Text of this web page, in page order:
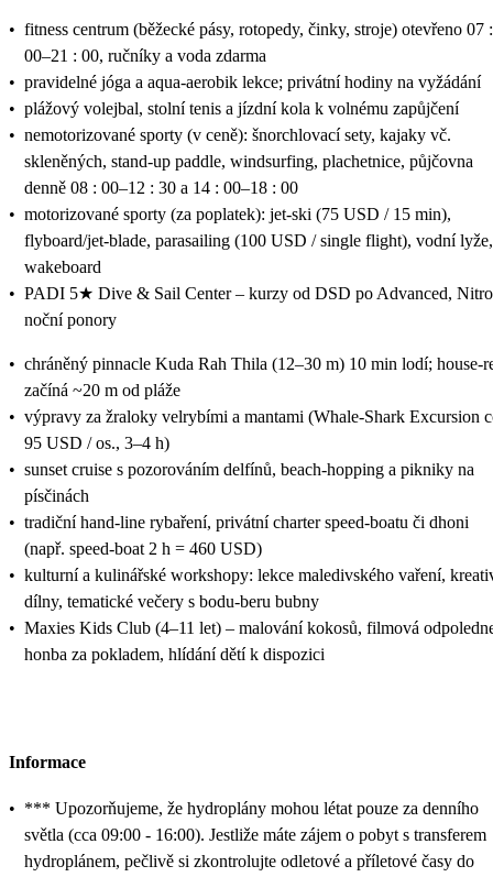
• fitness centrum (běžecké pásy, rotopedy, činky, stroje) otevřeno 07 :
00–21 : 00, ručníky a voda zdarma
• pravidelné jóga a aqua-aerobik lekce; privátní hodiny na vyžádání
• plážový volejbal, stolní tenis a jízdní kola k volnému zapůjčení
• nemotorizované sporty (v ceně): šnorchlovací sety, kajaky vč.
skleněných, stand-up paddle, windsurfing, plachetnice, půjčovna
denně 08 : 00–12 : 30 a 14 : 00–18 : 00
• motorizované sporty (za poplatek): jet-ski (75 USD / 15 min),
flyboard/jet-blade, parasailing (100 USD / single flight), vodní lyže,
wakeboard
• PADI 5★ Dive & Sail Center – kurzy od DSD po Advanced,
noční ponory
• chráněný pinnacle Kuda Rah Thila (12–30 m) 10 min lodí; house-
začíná ~20 m od pláže
• výpravy za žraloky velrybími a mantami (Whale-Shark Excursion
95 USD / os., 3–4 h)
• sunset cruise s pozorováním delfínů, beach-hopping a pikniky na
písčinách
• tradiční hand-line rybaření, privátní charter speed-boatu či dhoni
(např. speed-boat 2 h = 460 USD)
• kulturní a kulinářské workshopy: lekce maledivského vaření,
dílny, tematické večery s bodu-beru bubny
• Maxies Kids Club (4–11 let) – malování kokosů, filmová
honba za pokladem, hlídání dětí k dispozici
Informace
• *** Upozorňujeme, že hydroplány mohou létat pouze za denního
světla (cca 09:00 - 16:00). Jestliže máte zájem o pobyt s transferem
hydroplánem, pečlivě si zkontrolujte odletové a příletové časy do